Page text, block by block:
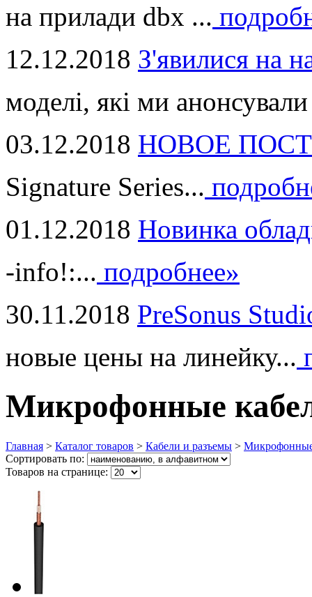
на прилади dbx ...
12.12.2018 З'явилися на
моделі, які ми
03.12.2018 НОВОЕ
Signature Series...
01.12.2018 Новинка
-info!:... подробнее»
30.11.2018 PreSonus
новые цены на линейку...
Микрофонные
Главная > Каталог товаров > Кабели и разъемы >
Сортировать по:
Товаров на странице: